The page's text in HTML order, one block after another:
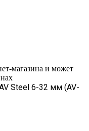
магазина и может
Steel 6-32 мм (AV-